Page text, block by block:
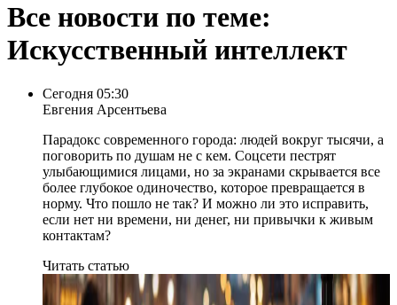
Все новости по теме:
Искусственный интеллект
Сегодня 05:30
Евгения Арсентьева
Парадокс современного города: людей вокруг тысячи, а
поговорить по душам не с кем. Соцсети пестрят
улыбающимися лицами, но за экранами скрывается все
более глубокое одиночество, которое превращается в
норму. Что пошло не так? И можно ли это исправить,
если нет ни времени, ни денег, ни привычки к живым
контактам?
Читать статью